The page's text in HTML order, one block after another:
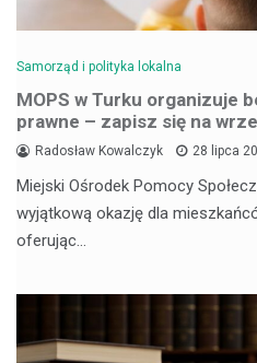
Samorząd i polityka lokalna
MOPS w Turku organizuje
prawne – zapisz się na
Radosław Kowalczyk 28 lipca
Miejski Ośrodek Pomocy
wyjątkową okazję dla
oferując…